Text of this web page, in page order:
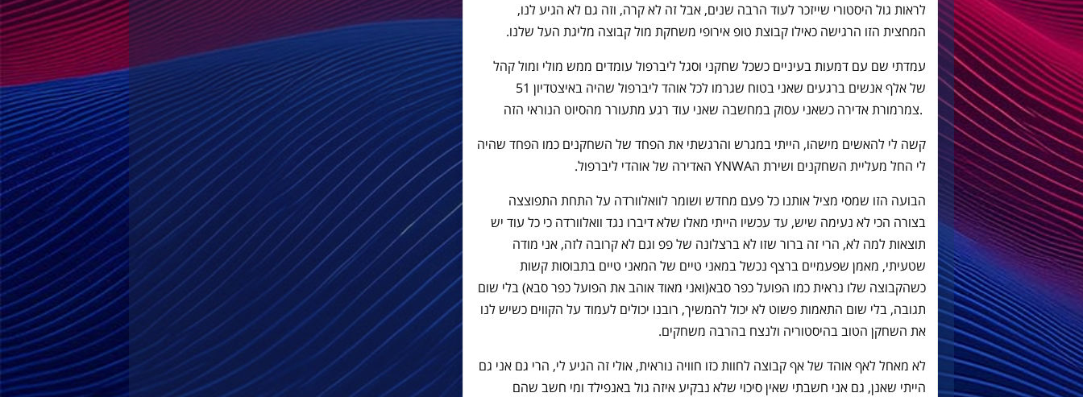
לראות גול היסטורי שייזכר לעוד הרבה שנים, אבל זה לא קרה, וזה גם לא הגיע לנו,
המחצית הזו הרגישה כאילו קבוצת טופ אירופי משחקת מול קבוצה מליגת העל שלנו.
עמדתי שם עם דמעות בעיניים כשכל שחקני וסגל ליברפול עומדים ממש מולי ומול קהל
של 5‪1 אלף אנשים ברגעים שאני בטוח שגרמו לכל אוהד ליברפול שהיה באיצטדיון
צמרמורת אדירה כשאני עסוק במחשבה שאני עוד רגע מתעורר מהסיוט הנוראי הזה.
קשה לי להאשים מישהו, הייתי במגרש והרגשתי את הפחד של השחקנים כמו הפחד שהיה
לי החל מעליית השחקנים ושירת הYNWA האדירה של אוהדי ליברפול.
הבועה הזו שמסי מציל אותנו כל פעם מחדש ושומר לוואלוורדה על התחת התפוצצה
בצורה הכי לא נעימה שיש, עד עכשיו הייתי מאלו שלא דיברו נגד וואלוורדה כי כל עוד יש
תוצאות למה לא, הרי זה ברור שזו לא ברצלונה של פפ וגם לא קרובה לזה, אני מודה
שטעיתי, מאמן שפעמיים ברצף נכשל במאני טיים של המאני טיים בתבוסות קשות
כשהקבוצה שלו נראית כמו הפועל כפר סבא(ואני מאוד אוהב את הפועל כפר סבא) בלי שום
תגובה, בלי שום התאמות פשוט לא יכול להמשיך, רובנו יכולים לעמוד על הקווים כשיש לנו
את השחקן הטוב בהיסטוריה ולנצח בהרבה משחקים.
לא מאחל לאף אוהד של אף קבוצה לחוות כזו חוויה נוראית, אולי זה הגיע לי, הרי גם אני גם
הייתי שאנן, גם אני חשבתי שאין סיכוי שלא נבקיע איזה גול באנפילד ומי חשב שהם